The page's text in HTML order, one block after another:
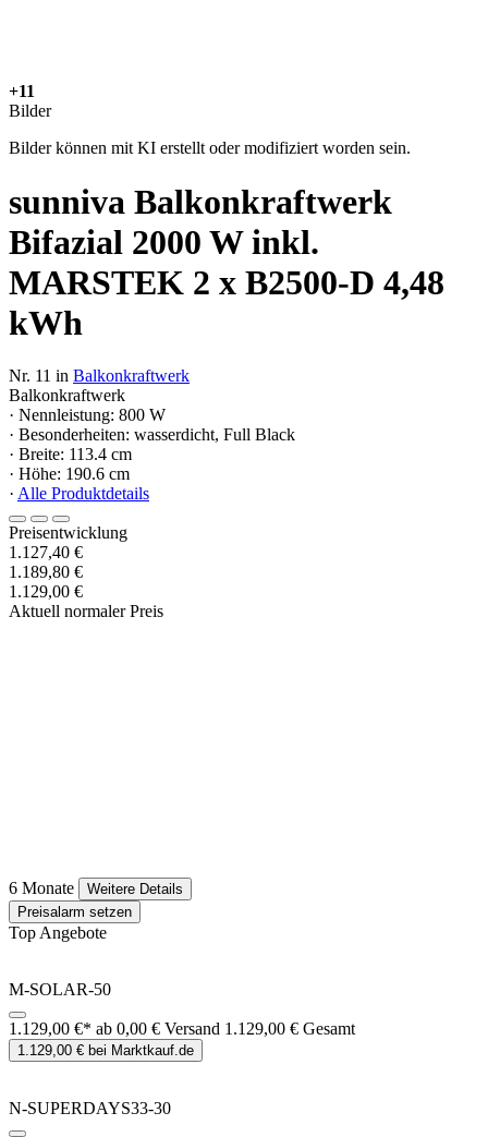
+11
Bilder
Bilder können mit KI erstellt oder modifiziert worden sein.
sunniva Balkonkraftwerk
Bifazial 2000 W inkl.
MARSTEK 2 x B2500-D 4,48
kWh
Nr. 11 in Balkonkraftwerk
Balkonkraftwerk
· Nennleistung: 800 W
· Besonderheiten: wasserdicht, Full Black
· Breite: 113.4 cm
· Höhe: 190.6 cm
· Alle Produktdetails
Preisentwicklung
1.127,40 €
1.189,80 €
1.129,00 €
Aktuell normaler Preis
6 Monate
Weitere Details
Preisalarm setzen
Top Angebote
M-SOLAR-50
1.129,00 €* ab 0,00 € Versand 1.129,00 € Gesamt
1.129,00 € bei Marktkauf.de
N-SUPERDAYS33-30